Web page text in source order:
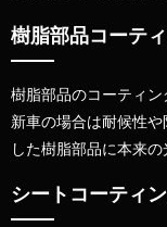
樹脂部品コーテ
樹脂部品のコーティン
新車の場合は耐候性や
した樹脂部品に本来の
シートコーティ